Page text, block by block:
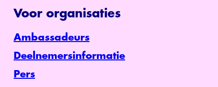
Voor organisaties
Ambassadeurs
Deelnemersinformatie
Pers